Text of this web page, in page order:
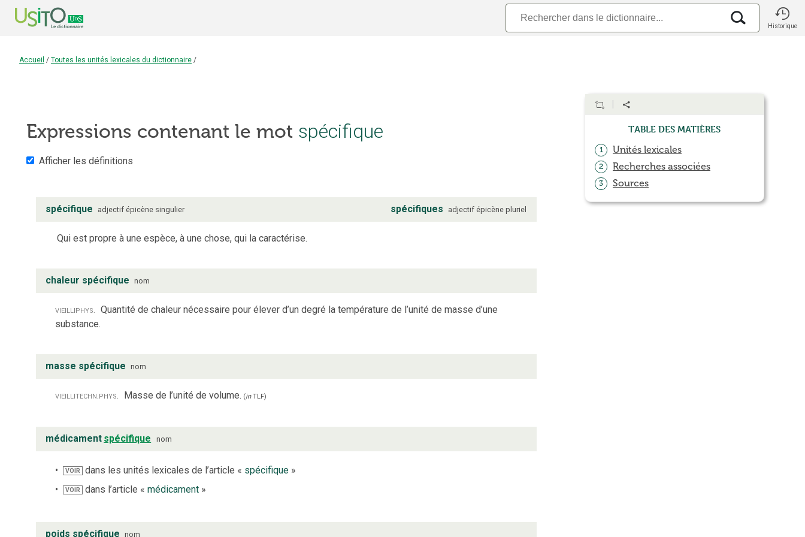
Historique
Accueil / Toutes les unités lexicales du dictionnaire /
Expressions contenant le mot spécifique
Afficher les définitions
spécifique adjectif épicène singulier spécifiques adjectif épicène pluriel
Qui est propre à une espèce, à une chose, qui la caractérise.
chaleur spécifique nom
vieilliphys. Quantité de chaleur nécessaire pour élever d’un degré la température de l’unité de masse d’une
substance.
masse spécifique nom
vieillitechn.phys. Masse de l’unité de volume. (inTLF)
médicament spécifique nom
VOIR dans les unités lexicales de l’article « spécifique »
VOIR dans l’article «médicament »
poids spécifique nom
Table des matières
1 Unités lexicales
2 Recherches associées
3 Sources